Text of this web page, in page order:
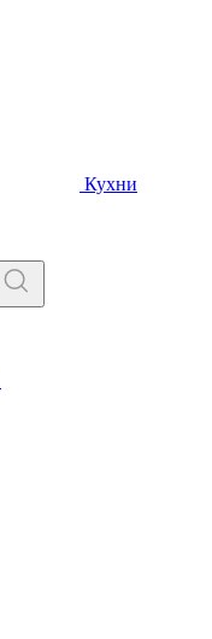
Кухни